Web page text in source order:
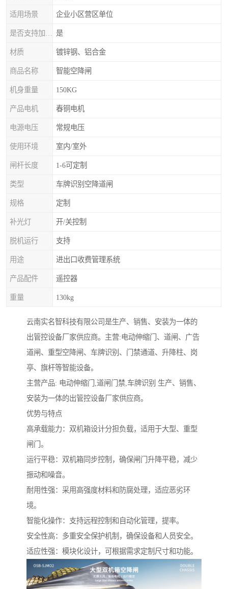
适用场景 企业小区营区单位
是
材质 镀锌钢、铝合金
商品名称 智能空降闸
机身重量 150KG
产品电机 春铜电机
电源电压 常规电压
使用环境 室内/室外
闸杆长度 1-6可定制
类型 车牌识别空降道闸
规格 定制
补光灯 开/关控制
脱机运行 支持
用途 进出口收费管理系统
产品配件 遥控器
重量 130kg
云南实名智科技有限公司是生产、销售、安装为一体的
出管控设备厂家供应商。主营:电动伸缩门、道闸、广告
道闸、重型空降闸、车牌识别、门禁通道、升降柱、岗
亭、旗杆等智能设备。
主营产品: 电动伸缩门,道闸门禁,车牌识别 生产、销售、
安装为一体的出管控设备厂家供应商。
优势与特点
高承载能力：双机箱设计分担负载，适用于大型、重型
闸门。
运行平稳：双机箱同步控制，确保闸门升降平稳，减少
振动和噪音。
耐用性强：采用高强度材料和防腐处理，适应恶劣环
境。
智能化操作：支持远程控制和自动化管理，提率。
安全性高：多重安全保护机制，确保设备和人员安全。
适应性强：模块化设计，可根据需求定制尺寸和功能。